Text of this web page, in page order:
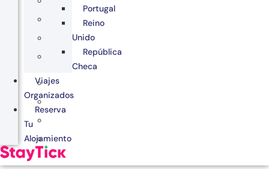
Portugal
Reino
Unido
República
Checa
Viajes
Organizados
Reserva
Tu
Alojamiento